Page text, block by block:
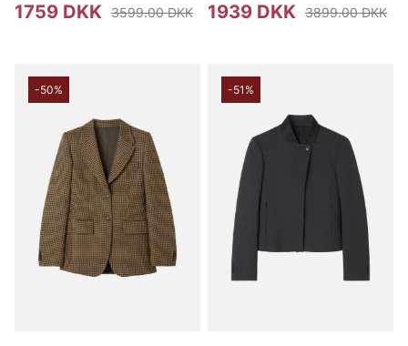
1759 DKK 3599.00 DKK 1939 DKK 3899.00 DKK
-50% -51%